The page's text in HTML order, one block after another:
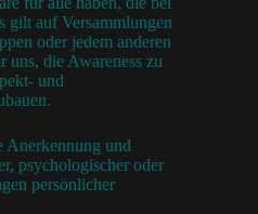
gilt auf Versammlungen
oder jedem anderen
uns, die Awareness zu
und
Anerkennung und
psychologischer oder
persönlicher